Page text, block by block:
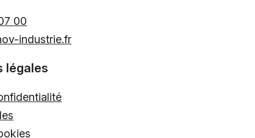
00
industrie.fr
légales